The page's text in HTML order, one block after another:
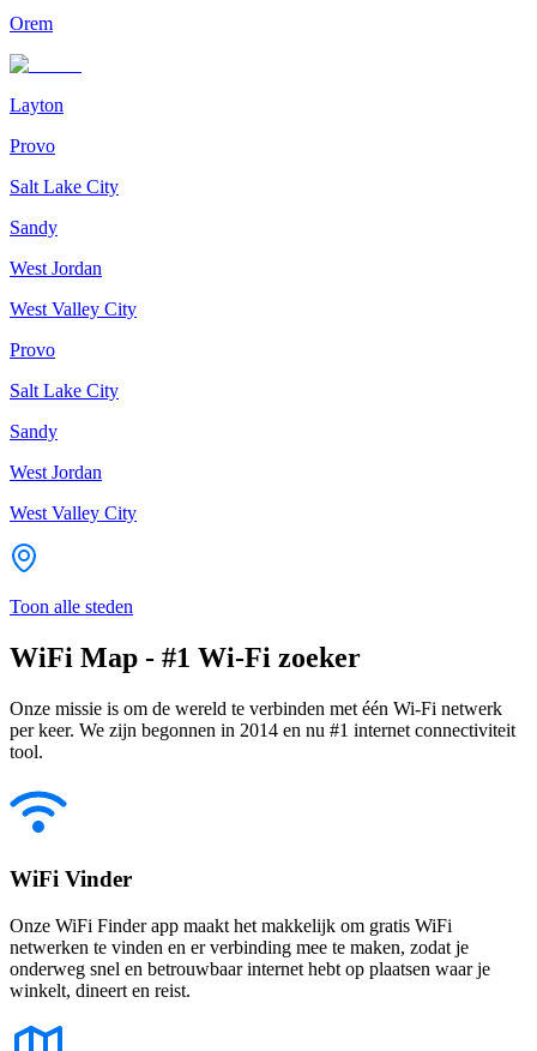
Orem
Layton
Provo
Salt Lake City
Sandy
West Jordan
West Valley City
Provo
Salt Lake City
Sandy
West Jordan
West Valley City
Toon alle steden
WiFi Map - #1 Wi-Fi zoeker
Onze missie is om de wereld te verbinden met één Wi-Fi netwerk
per keer. We zijn begonnen in 2014 en nu #1 internet connectiviteit
tool.
WiFi Vinder
Onze WiFi Finder app maakt het makkelijk om gratis WiFi
netwerken te vinden en er verbinding mee te maken, zodat je
onderweg snel en betrouwbaar internet hebt op plaatsen waar je
winkelt, dineert en reist.